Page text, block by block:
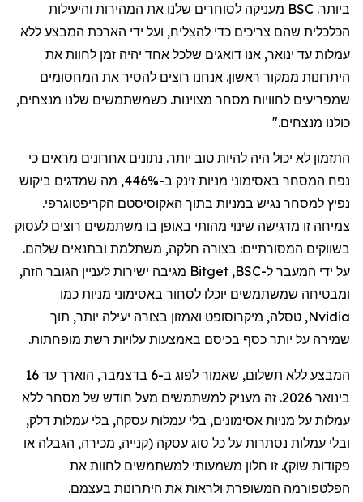
ביותר. BSC מעניקה לסוחרים שלנו את המהירות והיעילות
הכלכלית שהם צריכים כדי להצליח, ועל ידי הארכת המבצע ללא
עמלות עד ינואר, אנו דואגים שלכל אחד יהיה זמן לחוות את
היתרונות ממקור ראשון. אנחנו רוצים להסיר את המחסומים
שמפריעים לחוויות מסחר מצוינות. כשמשתמשים שלנו מנצחים,
כולנו מנצחים."
התזמון לא יכול היה להיות טוב יותר. נתונים אחרונים מראים כי
נפח המסחר באסימוני מניות זינק ב-446%, מה שמדגים ביקוש
נפיץ למסחר נגיש במניות בתוך האקוסיסטם הקריפטוגרפי.
צמיחה זו מדגישה שינוי מהותי באופן בו משתמשים רוצים לעסוק
בשווקים המסורתיים: בצורה חלקה, משתלמת ובתנאים שלהם.
על ידי המעבר ל-BSC
,
Bitget מגיבה ישירות לעניין הגובר הזה,
ומבטיחה שמשתמשים יוכלו לסחור באסימוני מניות כמו
Nvidia
, טסלה, מיקרוסופט ואמזון בצורה יעילה יותר, תוך
שמירה על יותר כסף בכיסם באמצעות עלויות רשת מופחתות.
המבצע ללא תשלום, שאמור לפוג ב-6 בדצמבר, הוארך עד 16
בינואר 2026. זה מעניק למשתמשים מעל חודש של מסחר ללא
עמלות על מניות אסימונים, בלי עמלות עסקה, בלי עמלות דלק,
ובלי עמלות נסתרות על כל סוג עסקה (קנייה, מכירה, הגבלה או
פקודות שוק). זו חלון משמעותי למשתמשים לחוות את
הפלטפורמה המשופרת ולראות את היתרונות בעצמם.